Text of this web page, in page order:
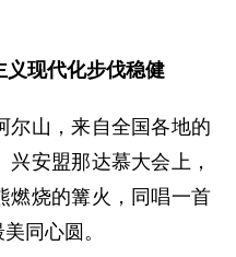
义现代化步伐稳健
山，来自全国各地的
安盟那达慕大会上，
燃烧的篝火，同唱一首
同心圆。